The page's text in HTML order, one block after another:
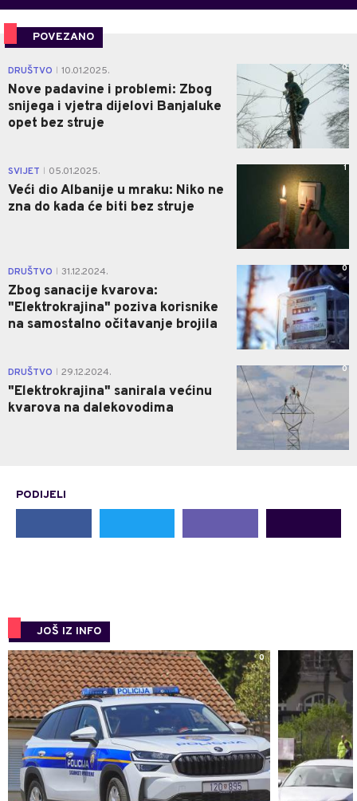
POVEZANO
DRUŠTVO 10.01.2025.
Nove padavine i problemi: Zbog
snijega i vjetra dijelovi Banjaluke
opet bez struje
0
SVIJET 05.01.2025.
Veći dio Albanije u mraku: Niko ne
zna do kada će biti bez struje
1
DRUŠTVO 31.12.2024.
Zbog sanacije kvarova:
"Elektrokrajina" poziva korisnike
na samostalno očitavanje brojila
0
DRUŠTVO 29.12.2024.
"Elektrokrajina" sanirala većinu
kvarova na dalekovodima
0
PODIJELI
JOŠ IZ INFO
0